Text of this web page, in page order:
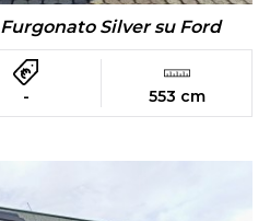
Silver su Ford
- 553 cm